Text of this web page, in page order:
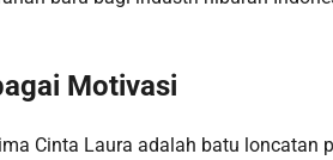
Motivasi
Cinta Laura adalah batu